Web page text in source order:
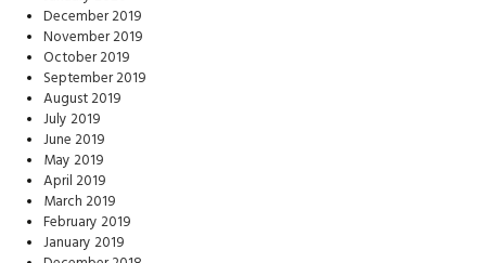
December 2019
November 2019
October 2019
September 2019
August 2019
July 2019
June 2019
May 2019
April 2019
March 2019
February 2019
January 2019